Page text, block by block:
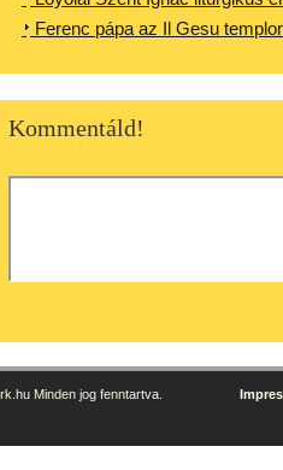
Ferenc pápa az Il Gesu
Kommentáld!
Minden jog fenntartva.